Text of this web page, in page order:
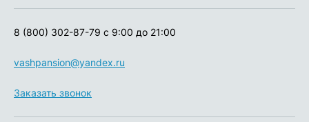
vashpansion@yandex.ru
8 (800) 302-87-79 с 9:00 до 21:00
Заказать звонок